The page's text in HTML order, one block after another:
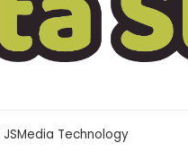
Technology